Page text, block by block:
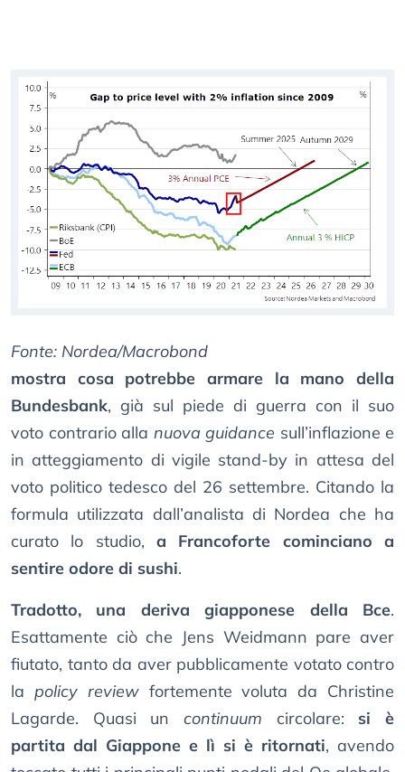
Fonte: Nordea/Macrobond
mostra cosa potrebbe armare la mano della
Bundesbank, già sul piede di guerra con il suo
voto contrario alla nuova guidance sull’inflazione e
in atteggiamento di vigile stand-by in attesa del
voto politico tedesco del 26 settembre. Citando la
formula utilizzata dall’analista di Nordea che ha
curato lo studio, a Francoforte cominciano a
sentire odore di sushi.
Tradotto, una deriva giapponese della Bce.
Esattamente ciò che Jens Weidmann pare aver
fiutato, tanto da aver pubblicamente votato contro
la policy reviewfortemente voluta da Christine
Lagarde. Quasi un continuum circolare: si è
partita dal Giappone e lì si è ritornati, avendo